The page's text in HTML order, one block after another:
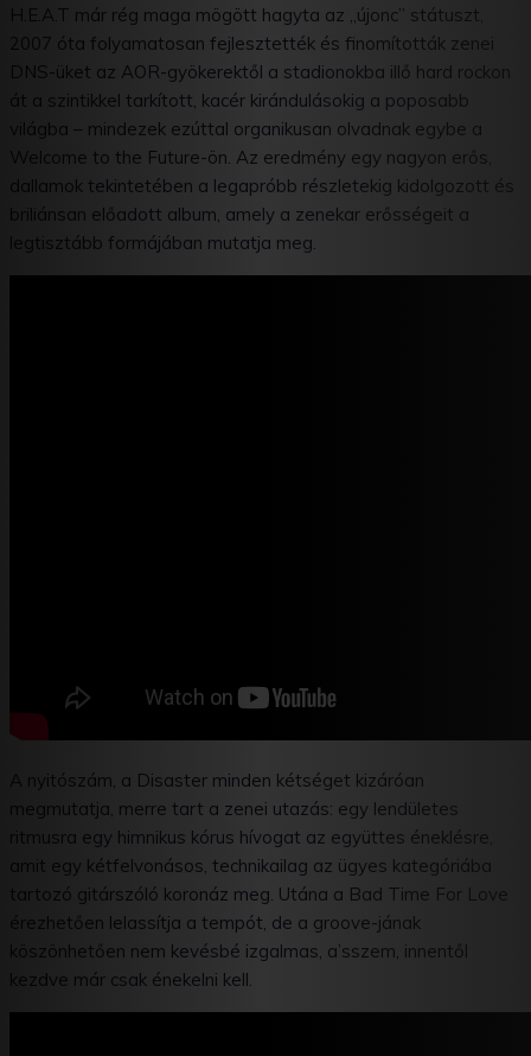
H.E.A.T már rég maga mögött hagyta az „újonc” státuszt,
2007 óta folyamatosan fejlesztették és finomították zenei
DNS-üket az AOR-gyökerektől a stadionokba illő hard rockon
át a szintikkel tarkított, kacér kirándulásokig a poposabb
világba – mindezek ezúttal organikusan olvadnak egybe a
Welcome to the Future-ön. Az eredmény egy nagyon erős,
dallamok tekintetében a legapróbb részletekig kidolgozott és
briliánsan előadott album, amely a zenekar erősségeit a
legtisztább formájában mutatja meg.
A nyitószám, a Disaster minden kétséget kizáróan
megmutatja, merre tart a zenei utazás: egy lendületes
ritmusra egy himnikus kórus hívogat az együttes éneklésre,
amit egy kétfelvonásos, technikailag az ügyes kategóriába
tartozó gitárszóló koronáz meg. Utána a Bad Time For Love
érezhetően lelassítja a tempót, de a groove-jának
köszönhetően nem kevésbé izgalmas, a’sszem, innentől
kezdve már csak énekelni kell.